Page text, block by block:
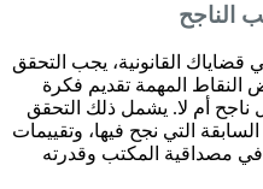
الناجح
قضاياك القانونية، يجب التحقق
المهمة تقديم فكرة
أم لا. يشمل ذلك التحقق
التي نجح فيها، وتقييمات
في مصداقية المكتب وقدرته